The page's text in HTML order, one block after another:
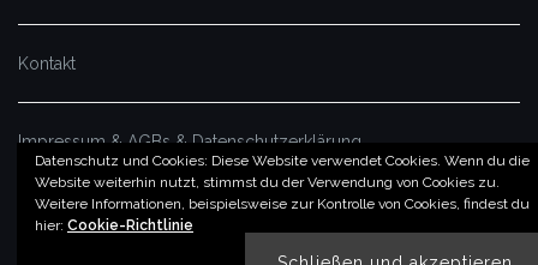
Datenschutz und Cookies: Diese Website verwendet Cookies. Wenn du die
Website weiterhin nutzt, stimmst du der Verwendung von Cookies zu.
Weitere Informationen, beispielsweise zur Kontrolle von Cookies, findest du
hier: Cookie-Richtlinie
Kontakt
Impressum & AGBs & Datenschutzerklärung
© by imSalzatal.at